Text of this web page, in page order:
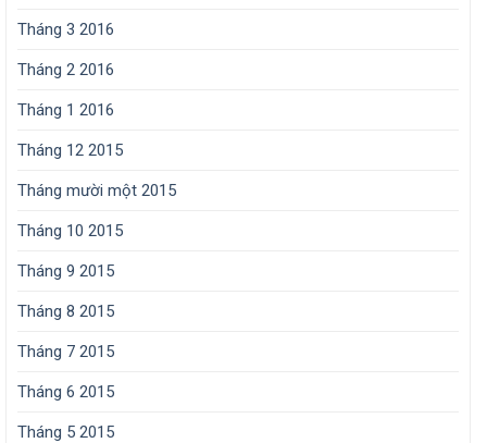
Tháng 3 2016
Tháng 2 2016
Tháng 1 2016
Tháng 12 2015
Tháng mười một 2015
Tháng 10 2015
Tháng 9 2015
Tháng 8 2015
Tháng 7 2015
Tháng 6 2015
Tháng 5 2015